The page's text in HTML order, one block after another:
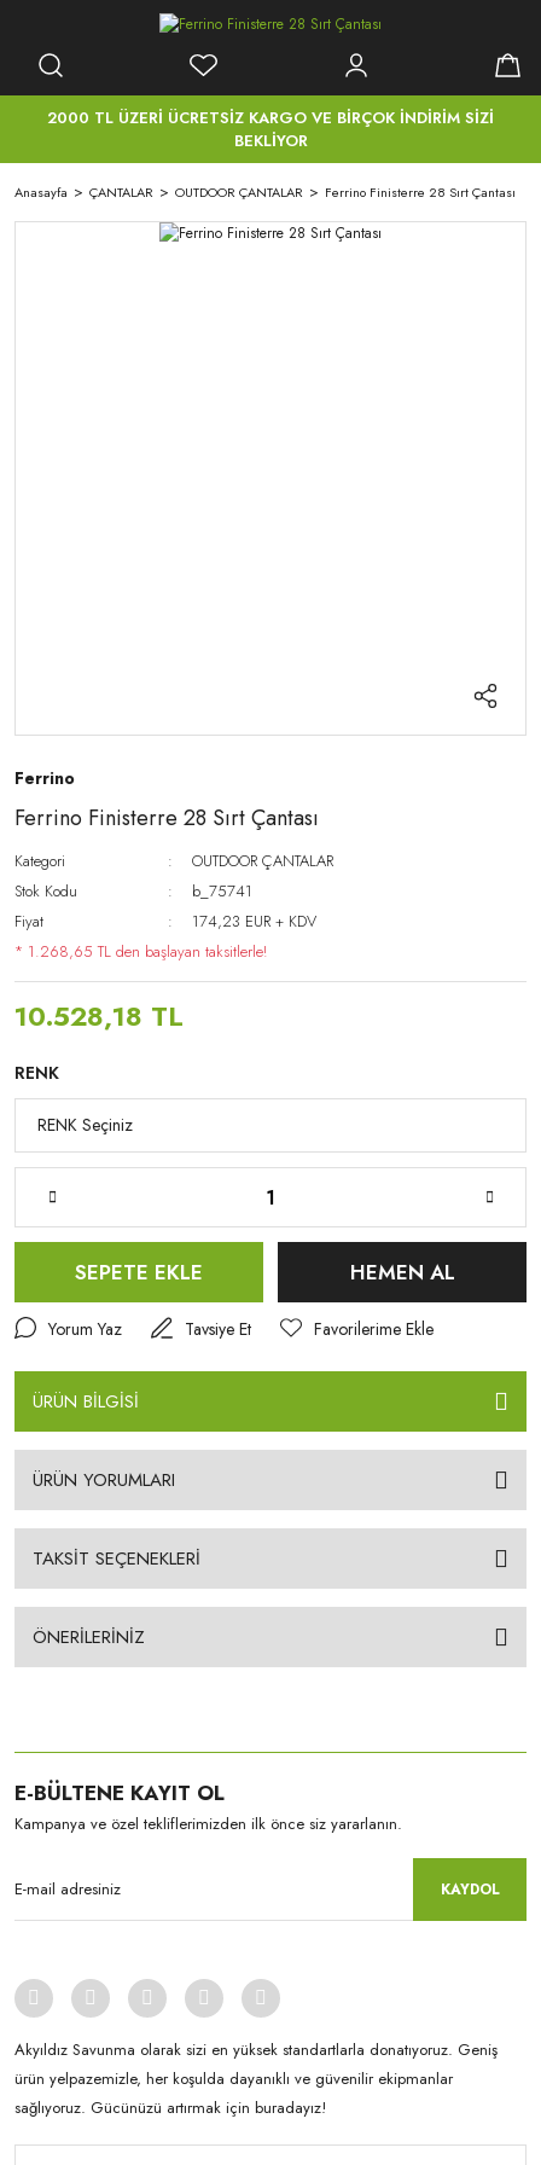
2000 TL ÜZERİ ÜCRETSİZ KARGO VE BİRÇOK İNDİRİM SİZİ
BEKLİYOR
Anasayfa ÇANTALAR OUTDOOR ÇANTALAR Ferrino Finisterre 28 Sırt Çantası
Ferrino
Ferrino Finisterre 28 Sırt Çantası
Kategori
OUTDOOR ÇANTALAR
Stok Kodu
b_75741
Fiyat
174,23 EUR + KDV
* 1.268,65 TL den başlayan taksitlerle!
10.528,18 TL
RENK
SEPETE EKLE HEMEN AL
Yorum Yaz Tavsiye Et
ÜRÜN BİLGİSİ
ÜRÜN YORUMLARI
TAKSİT SEÇENEKLERİ
ÖNERİLERİNİZ
E-BÜLTENE KAYIT OL
Kampanya ve özel tekliflerimizden ilk önce siz yararlanın.
KAYDOL
Akyıldız Savunma olarak sizi en yüksek standartlarla donatıyoruz. Geniş
ürün yelpazemizle, her koşulda dayanıklı ve güvenilir ekipmanlar
sağlıyoruz. Gücünüzü artırmak için buradayız!